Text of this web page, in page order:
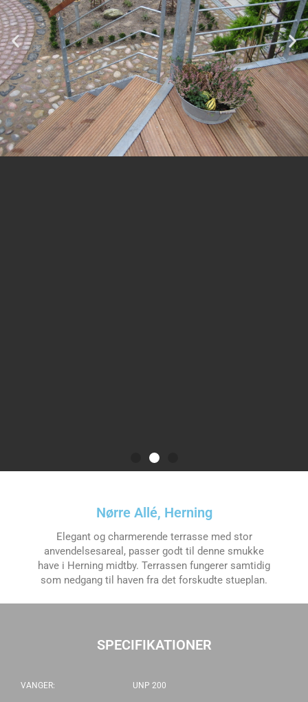
Nørre Allé, Herning
Elegant og charmerende terrasse med stor
anvendelsesareal, passer godt til denne smukke
have i Herning midtby. Terrassen fungerer samtidig
som nedgang til haven fra det forskudte stueplan.
SPECIFIKATIONER
VANGER: UNP 200